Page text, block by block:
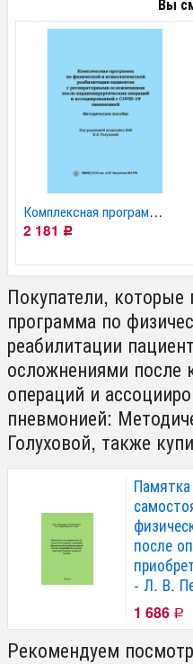
Комплексная программа...
2 181
Р
Покупатели,
программа по
реабилитации
осложнениями после
операций и
пневмонией:
Голуховой, также
после
- Л. В.
1 686 Р
Рекомендуем